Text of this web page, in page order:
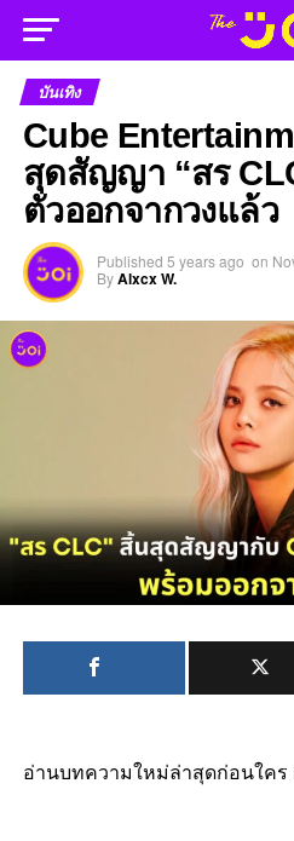
บันเทิง
Cube
สุดสัญญา “สร
ตัวออกจากวงแล้ว
Published 5 years ago on
ByAlxcx W.
อ่านบทความใหม่ล่าสุดก่อนใคร